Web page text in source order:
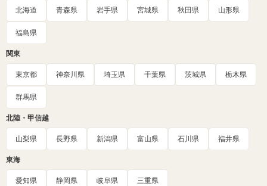
北海道 青森県 岩手県 宮城県 秋田県 山形県
福島県
関東
東京都 神奈川県 埼玉県 千葉県 茨城県 栃木県
群馬県
北陸・甲信越
山梨県 長野県 新潟県 富山県 石川県 福井県
東海
愛知県 静岡県 岐阜県 三重県